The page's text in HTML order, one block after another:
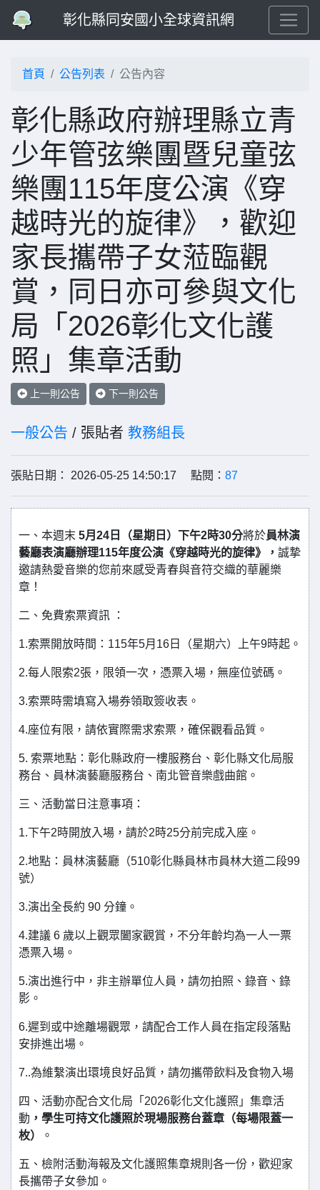
彰化縣同安國小全球資訊網
首頁 公告列表 公告內容
彰化縣政府辦理縣立青
少年管弦樂團暨兒童弦
樂團115年度公演《穿
越時光的旋律》，歡迎
家長攜帶子女蒞臨觀
賞，同日亦可參與文化
局「2026彰化文化護
照」集章活動
上一則公告 下一則公告
一般公告 / 張貼者 教務組長
張貼日期： 2026-05-25 14:50:17 點閱： 87
一、本週末 5月24日（星期日）下午2時30分將於員林演
藝廳表演廳辦理115年度公演《穿越時光的旋律》， 誠摯
邀請熱愛音樂的您前來感受青春與音符交織的華麗樂
章！
二、免費索票資訊 ：
1.索票開放時間：115年5月16日（星期六）上午9時起。
2.每人限索2張，限領一次，憑票入場，無座位號碼。
3.索票時需填寫入場券領取簽收表。
4.座位有限，請依實際需求索票，確保觀看品質。
5. 索票地點：彰化縣政府一樓服務台、彰化縣文化局服
務台、員林演藝廳服務台、南北管音樂戲曲館。
三、活動當日注意事項：
1.下午2時開放入場，請於2時25分前完成入座。
2.地點：員林演藝廳（510彰化縣員林市員林大道二段99
號）
3.演出全長約 90 分鐘。
4.建議 6 歲以上觀眾闔家觀賞，不分年齡均為一人一票
憑票入場。
5.演出進行中，非主辦單位人員，請勿拍照、錄音、錄
影。
6.遲到或中途離場觀眾，請配合工作人員在指定段落點
安排進出場。
7..為維繫演出環境良好品質，請勿攜帶飲料及食物入場
四、活動亦配合文化局「2026彰化文化護照」集章活
動 ，學生可持文化護照於現場服務台蓋章（每場限蓋一
枚）
。
五、檢附活動海報及文化護照集章規則各一份，歡迎家
長攜帶子女參加。